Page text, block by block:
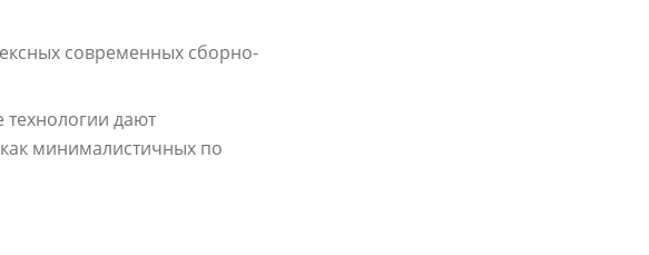
современных сборно-
дают
минималистичных по